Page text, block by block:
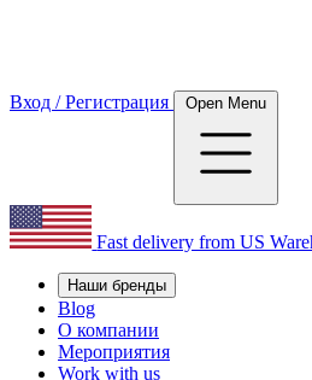
Вход / Регистрация Open Menu
Fast delivery from US
Наши бренды
Blog
О компании
Мероприятия
Work with us